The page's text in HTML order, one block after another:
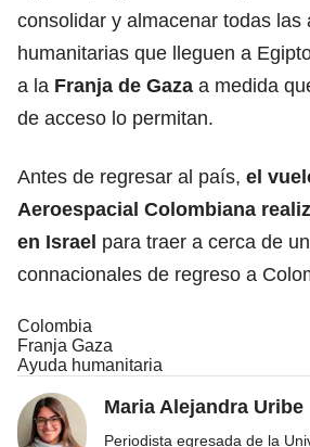
consolidar y almacenar todas las
humanitarias que lleguen a
a la Franja de Gaza a medida
de acceso lo permitan.
Antes de regresar al país, el
Aeroespacial Colombiana
en Israel para traer a cerca de
connacionales de regreso a
Colombia
Franja Gaza
Ayuda humanitaria
Maria Alejandra Uribe
Periodista egresada de la